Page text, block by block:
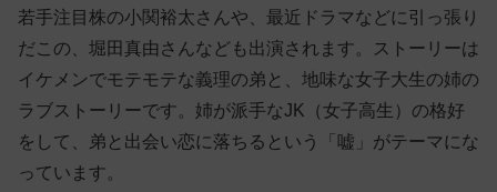
若手注目株の小関裕太さんや、最近ドラマなどに引っ張り
だこの、堀田真由さんなども出演されます。ストーリーは
イケメンでモテモテな義理の弟と、地味な女子大生の姉の
ラブストーリーです。姉が派手なJK（女子高生）の格好
をして、弟と出会い恋に落ちるという「嘘」がテーマにな
っています。